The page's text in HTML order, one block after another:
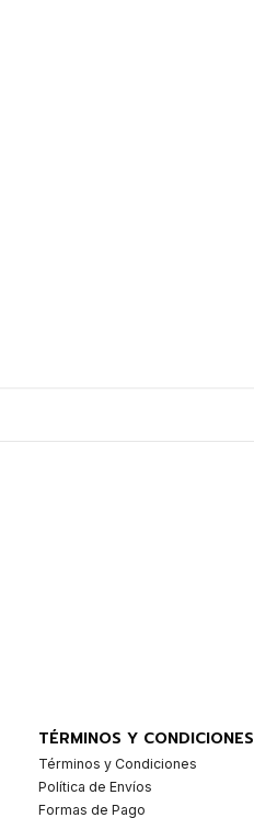
TÉRMINOS Y CONDICIONES
Términos y Condiciones
Política de Envíos
Formas de Pago